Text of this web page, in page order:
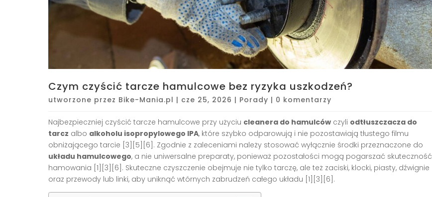
Czym czyścić tarcze hamulcowe bez ryzyka uszkodzeń?
utworzone przez Bike-Mania.pl | cze 25, 2026 | Porady | 0 komentarzy
Najbezpieczniej czyścić tarcze hamulcowe przy użyciu cleanera do hamulców czyli odtłuszczacza do
tarcz albo alkoholu isopropylowego IPA, które szybko odparowują i nie pozostawiają tłustego filmu
obniżającego tarcie [3][5][6]. Zgodnie z zaleceniami należy stosować wyłącznie środki przeznaczone do
układu hamulcowego, a nie uniwersalne preparaty, ponieważ pozostałości mogą pogarszać skuteczność
hamowania [1][3][6]. Skuteczne czyszczenie obejmuje nie tylko tarczę, ale też zaciski, klocki, piasty, dźwignie
oraz przewody lub linki, aby uniknąć wtórnych zabrudzeń całego układu [1][3][6].